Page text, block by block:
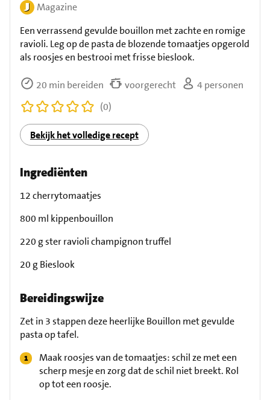
Magazine
Een verrassend gevulde bouillon met zachte en romige
ravioli. Leg op de pasta de blozende tomaatjes opgerold
als roosjes en bestrooi met frisse bieslook.
20 min bereiden voorgerecht
4 personen
(0)
Bekijk het volledige recept
Ingrediënten
12 cherrytomaatjes
800 ml kippenbouillon
220 g ster ravioli champignon truffel
20 g Bieslook
Bereidingswijze
Zet in 3 stappen deze heerlijke Bouillon met gevulde
pasta op tafel.
Maak roosjes van de tomaatjes: schil ze met een
scherp mesje en zorg dat de schil niet breekt. Rol
op tot een roosje.